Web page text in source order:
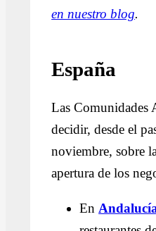
en nuestro blog.
España
Las Comunidades
decidir, desde el
noviembre, sobre
apertura de los
En